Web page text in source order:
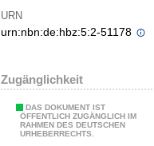
URN
urn:nbn:de:hbz:5:2-51178
Zugänglichkeit
DAS DOKUMENT IST
ÖFFENTLICH ZUGÄNGLICH IM
RAHMEN DES DEUTSCHEN
URHEBERRECHTS.